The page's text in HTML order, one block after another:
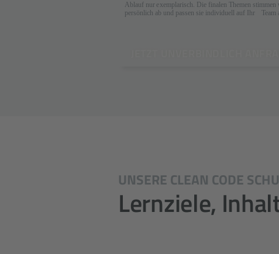
UNSERE CLEAN CODE
Lernziele,